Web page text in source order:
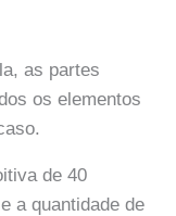
as partes
os elementos
de 40
a quantidade de